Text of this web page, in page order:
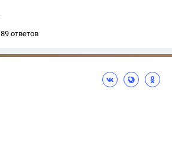
89 ответов